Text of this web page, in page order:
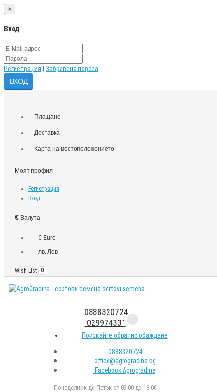
×
Вход
Регистрация Забравена парола
Плащане
Доставка
Карта на местоположението
Моят профил
Регистрация
Вход
€ Валута
€ Euro
лв. Лев
Wish List 0
0888320724
029974331
Поискайте обратно обаждане
0888320724
office@agrogradina.bg
Facebook Agrogradina
Понеделник до Петък от 09:00 до 18:00